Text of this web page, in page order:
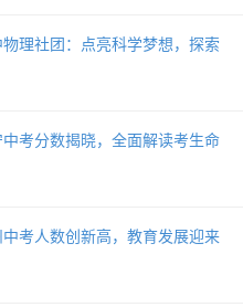
理社团：点亮科学梦想，探索
考分数揭晓，全面解读考生命
考人数创新高，教育发展迎来